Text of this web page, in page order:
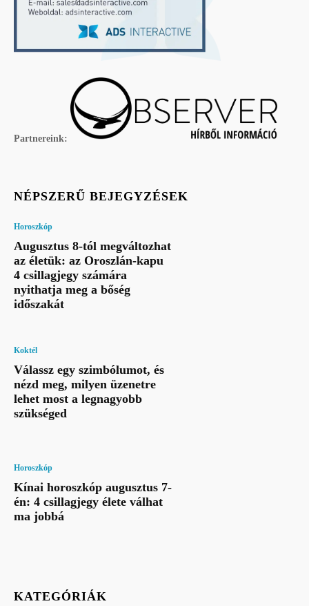
Partnereink:
NÉPSZERŰ BEJEGYZÉSEK
Horoszkóp
Augusztus 8-tól megváltozhat
az életük: az Oroszlán-kapu
4 csillagjegy számára
nyithatja meg a bőség
időszakát
Koktél
Válassz egy szimbólumot, és
nézd meg, milyen üzenetre
lehet most a legnagyobb
szükséged
Horoszkóp
Kínai horoszkóp augusztus 7-
én: 4 csillagjegy élete válhat
ma jobbá
KATEGÓRIÁK